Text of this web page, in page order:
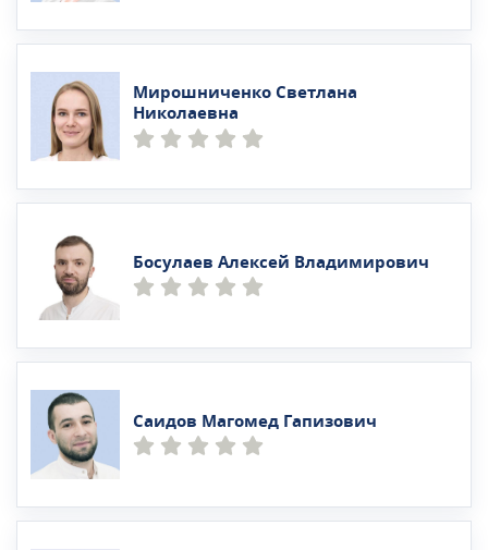
Мирошниченко Светлана
Николаевна
Босулаев Алексей Владимирович
Саидов Магомед Гапизович